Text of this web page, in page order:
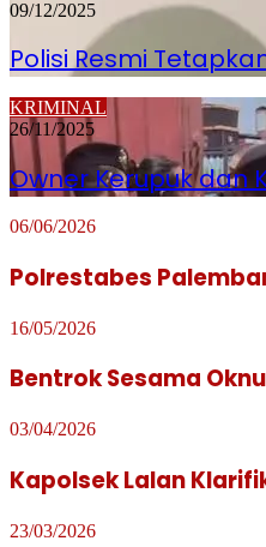
09/12/2025
Polisi Resmi
KRIMINAL
26/11/2025
Owner Kerupuk dan
06/06/2026
Polrestabes
16/05/2026
Bentrok Sesama
03/04/2026
Kapolsek Lalan
23/03/2026